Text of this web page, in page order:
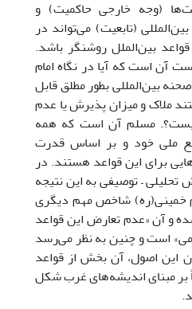
(وجه خارجی حاکمیت) و
(تابعیت) می‌تواند در
بین‌الملل روشنگر باشد.
آن است که آیا در نگاه امام
بین‌المللی بطور مطلق قابل
ملاک و میزان پذیرش یا عدم
مسلم آن است که همه
ملی خود و بر اساس قدرت
برای این قواعد هستند. در
تحلیلی – توصیفی به این نتیجه
خمینی(ره) شاخص مهم دیگری
و آن «عدم تعارض این قواعد
است و چنین به نظر می‌رسد
این اصول، آن بخش از قواعد
بر مبنای اندیشه‌های غرب شکل